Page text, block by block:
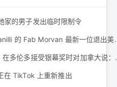
家的男子发出临时限制令
“它变成了马戏团”
迈克·迈尔斯
在 TikTok 上重新推出